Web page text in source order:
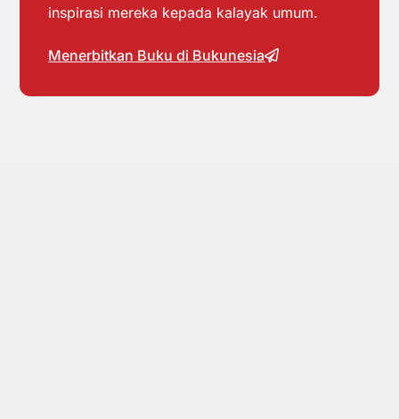
inspirasi mereka kepada kalayak umum.
Menerbitkan Buku di Bukunesia